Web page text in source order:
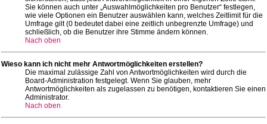
Sie können auch unter „Auswahlmöglichkeiten pro Benutzer“ festlegen,
wie viele Optionen ein Benutzer auswählen kann, welches Zeitlimit für die
Umfrage gilt (0 bedeutet dabei eine zeitlich unbegrenzte Umfrage) und
schließlich, ob die Benutzer ihre Stimme ändern können.
Nach oben
Wieso kann ich nicht mehr Antwortmöglichkeiten erstellen?
Die maximal zulässige Zahl von Antwortmöglichkeiten wird durch die
Board-Administration festgelegt. Wenn Sie glauben, mehr
Antwortmöglichkeiten als zugelassen zu benötigen, kontaktieren Sie einen
Administrator.
Nach oben